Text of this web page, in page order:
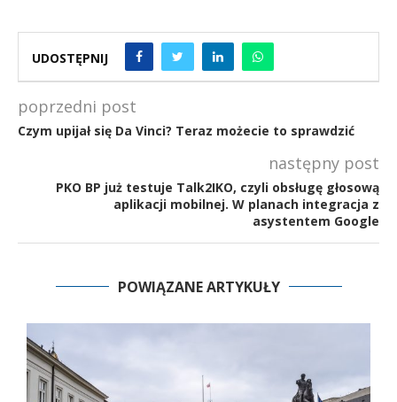
UDOSTĘPNIJ
poprzedni post
Czym upijał się Da Vinci? Teraz możecie to sprawdzić
następny post
PKO BP już testuje Talk2IKO, czyli obsługę głosową
aplikacji mobilnej. W planach integracja z
asystentem Google
POWIĄZANE ARTYKUŁY